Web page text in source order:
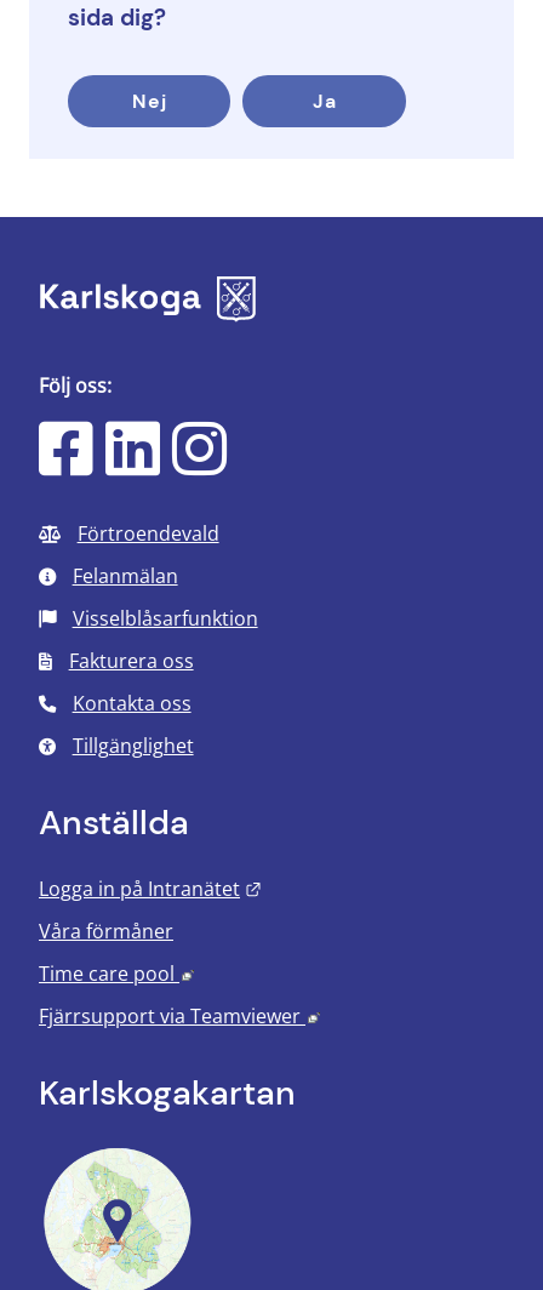
sida dig?
Nej Ja
Följ oss:
Förtroendevald
Felanmälan
Visselblåsarfunktion
Fakturera oss
Kontakta oss
Tillgänglighet
Anställda
Logga in på Intranätet
Våra förmåner
Time care pool
Länk till annan webbplats, öppnas i
Fjärrsupport via Teamviewer Länk till annan
Karlskoga­kartan